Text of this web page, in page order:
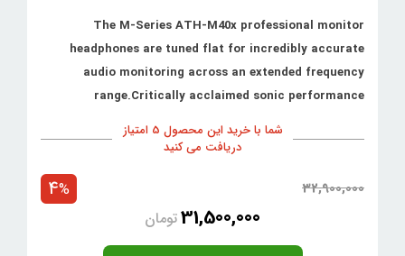
The M-Series ATH-M40x professional monitor
headphones are tuned flat for incredibly accurate
audio monitoring across an extended frequency
range.Critically acclaimed sonic performance
شما با خرید این محصول 5 امتیاز
دریافت می کنید
32,900,000
31,500,000تومان
4%